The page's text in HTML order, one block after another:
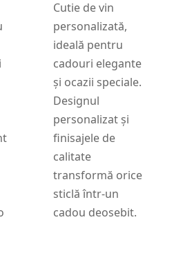
Cutie de vin
personalizată,
ideală pentru
cadouri elegante
și ocazii speciale.
Designul
personalizat și
finisajele de
calitate
transformă orice
sticlă într-un
cadou deosebit.